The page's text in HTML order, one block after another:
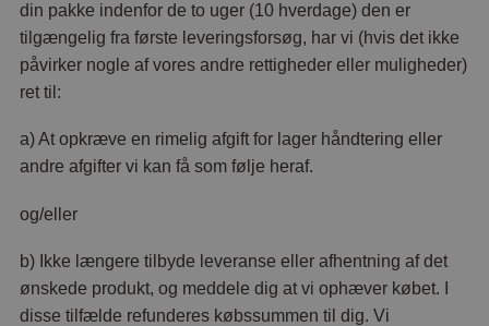
din pakke indenfor de to uger (10 hverdage) den er
tilgængelig fra første leveringsforsøg, har vi (hvis det ikke
påvirker nogle af vores andre rettigheder eller muligheder)
ret til:
a) At opkræve en rimelig afgift for lager håndtering eller
andre afgifter vi kan få som følje heraf.
og/eller
b) Ikke længere tilbyde leveranse eller afhentning af det
ønskede produkt, og meddele dig at vi ophæver købet. I
disse tilfælde refunderes købssummen til dig. Vi